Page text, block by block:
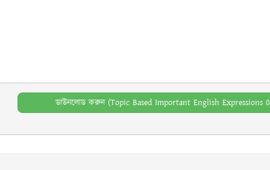
ডাউনলোড করুন (Topic Based Important English Expressions